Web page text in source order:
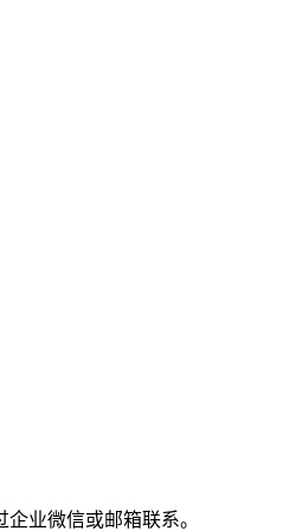
业微信或邮箱联系。